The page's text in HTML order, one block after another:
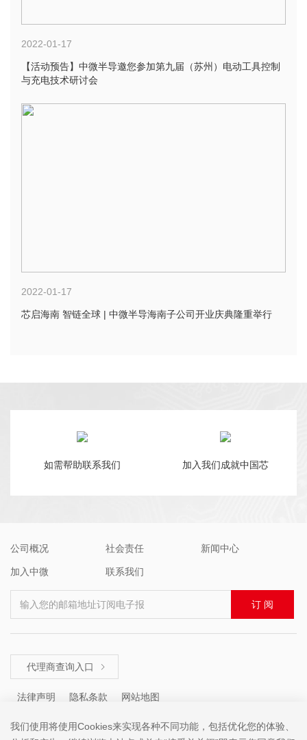
2022-01-17
【活动预告】中微半导邀您参加第九届（苏州）电动工具控制
与充电技术研讨会
2022-01-17
芯启海南 智链全球 | 中微半导海南子公司开业庆典隆重举行
如需帮助联系我们 加入我们成就中国芯
公司概况 社会责任 新闻中心
加入中微 联系我们
输入您的邮箱地址订阅电子报 订 阅
代理商查询入口 
法律声明 隐私条款 网站地图
我们使用将使用Cookies来实现各种不同功能，包括优化您的体验、